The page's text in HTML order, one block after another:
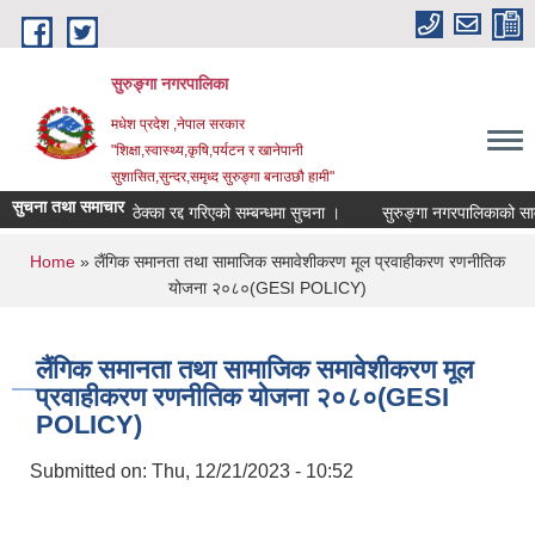
Skip to main content
सुरुङ्‍गा नगरपालिका
मधेश प्रदेश ,नेपाल सरकार
"शिक्षा,स्वास्थ्य,कृषि,पर्यटन र खानेपानी
सुशासित,सुन्दर,समृध्द सुरुङ्गा बनाउछौ हामी"
सुचना तथा समाचारठेक्का रद्द गरिएको सम्बन्धमा सुचना ।
You are here
Home » लैंगिक समानता तथा सामाजिक समावेशीकरण मूल प्रवाहीकरण रणनीतिक
योजना २०८०(GESI POLICY)
लैंगिक समानता तथा सामाजिक समावेशीकरण मूल
प्रवाहीकरण रणनीतिक योजना २०८०(GESI
POLICY)
Submitted on: Thu, 12/21/2023 - 10:52